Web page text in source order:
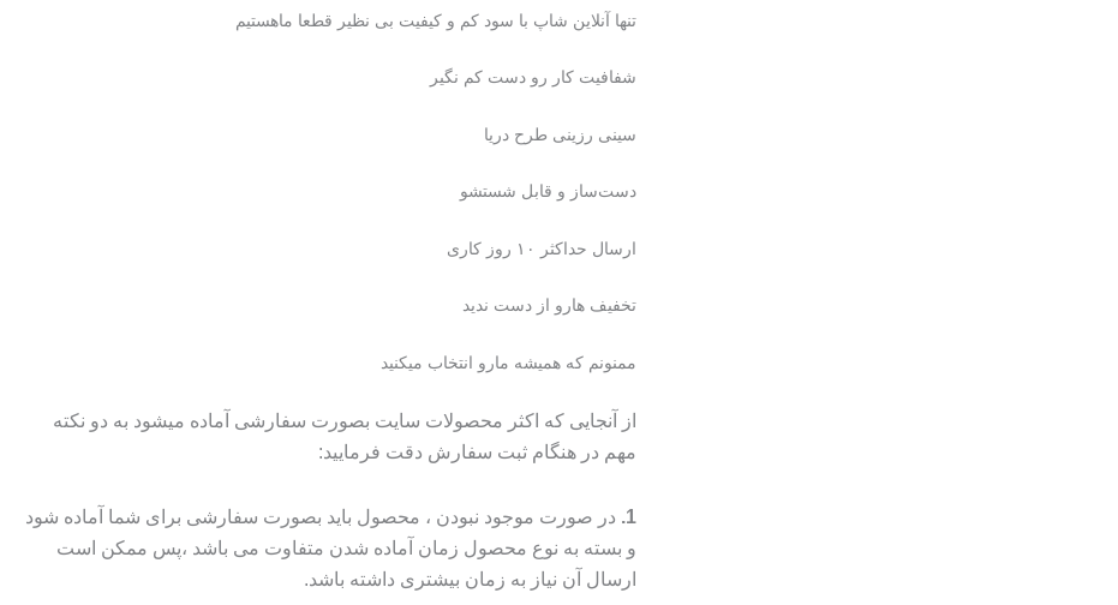
تومان۹۸۰۰۰۰تومان۸۹۰۰۰۰.
تنها آنلاین شاپ با سود کم و کیفیت بی نظیر قطعا ماهستیم
شفافیت کار رو دست کم نگیر
سینی رزینی طرح دریا
دست‌ساز و قابل شستشو
ارسال حداکثر ۱۰ روز کاری
تخفیف هارو از دست ندید
ممنونم که همیشه مارو انتخاب میکنید
از آنجایی که اکثر محصولات سایت بصورت سفارشی آماده میشود به دو نکته
مهم در هنگام ثبت سفارش دقت فرمایید:
1. در صورت موجود نبودن ، محصول باید بصورت سفارشی برای شما آماده شود
و بسته به نوع محصول زمان آماده شدن متفاوت می باشد ،پس ممکن است
ارسال آن نیاز به زمان بیشتری داشته باشد.